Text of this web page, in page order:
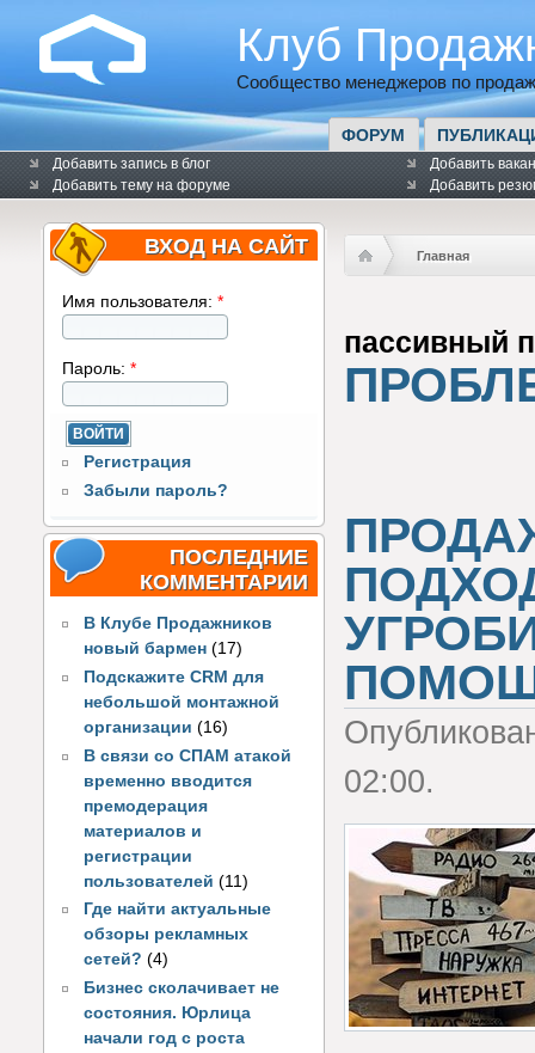
Клуб
Сообщество менеджеров по
ФОРУМ
Добавить запись в блог
Добавить тему на форуме
Добавить
Добавить
ВХОД НА САЙТ
Имя пользователя: *
Пароль: *
Регистрация
Забыли пароль?
ПОСЛЕДНИЕ
КОММЕНТАРИИ
В Клубе Продажников
новый бармен (17)
Подскажите CRM для
небольшой монтажной
организации (16)
В связи со СПАМ атакой
временно вводится
премодерация
материалов и
регистрации
пользователей(11)
Где найти актуальные
обзоры рекламных
сетей? (4)
Бизнес сколачивает не
состояния. Юрлица
начали год с роста
Главная
пассивный
02:00.